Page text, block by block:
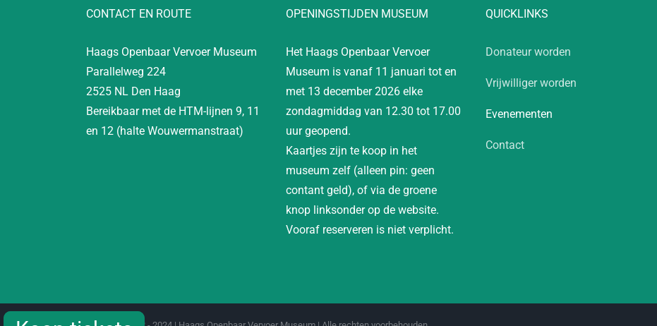
CONTACT EN ROUTE
Haags Openbaar Vervoer Museum
Parallelweg 224
2525 NL Den Haag
Bereikbaar met de HTM-lijnen 9, 11
en 12 (halte Wouwermanstraat)
OPENINGSTIJDEN MUSEUM
Het Haags Openbaar Vervoer
Museum is vanaf 11 januari tot en
met 13 december 2026 elke
zondagmiddag van 12.30 tot 17.00
uur geopend.
Kaartjes zijn te koop in het
museum zelf (alleen pin: geen
contant geld), of via de groene
knop linksonder op de website.
Vooraf reserveren is niet verplicht.
QUICKLINKS
Donateur worden
Vrijwilliger worden
Evenementen
Contact